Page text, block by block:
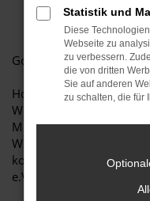
Good News! Er ist
Holt euch euren
Wenn weg, dann weg.
Mit dem Kauf erfüllt ihr
Wünsche. Der Erlös geht
komplett an Toy Run -
e.V.
Statistik und
Diese
Webseite zu
zu verbessern.
die von dritten
Sie auf anderen
zu schalten, die für